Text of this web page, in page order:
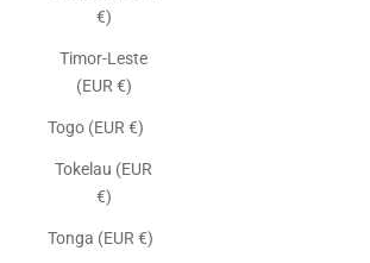
€)
Timor-Leste
(EUR €)
Togo (EUR €)
Tokelau (EUR
€)
Tonga (EUR €)